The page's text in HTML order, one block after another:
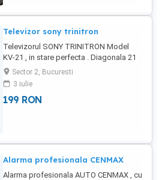
Televizor sony trinitron
Televizorul SONY TRINITRON Model
KV-21 , in stare perfecta . Diagonala 21
inch .Sector 2, Bucuresti
3 iulie
199 RON
Alarma profesionala CENMAX
Alarma profesionala AUTO CENMAX , cu